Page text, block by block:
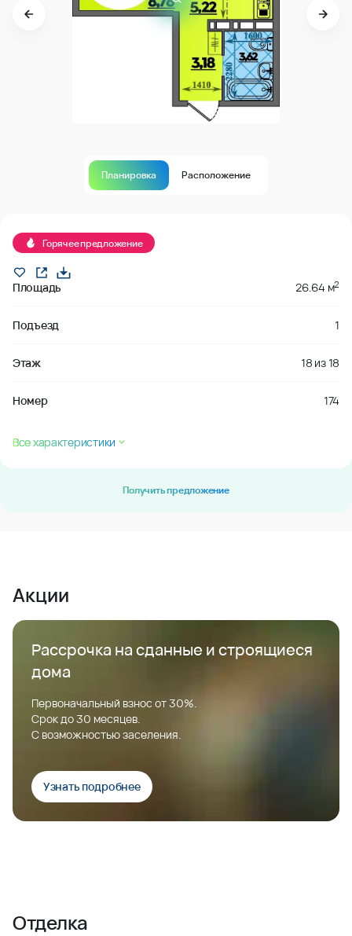
Планировка Расположение
Горячее предложение
Площадь 26.64 м2
Подъезд 1
Этаж 18 из18
Номер 174
Все характеристики
Получить предложение
Акции
Рассрочка на сданные и строящиеся
дома
Первоначальный взнос от 30%.
Срок до 30 месяцев.
С возможностью заселения.
Узнать подробнее
Отделка